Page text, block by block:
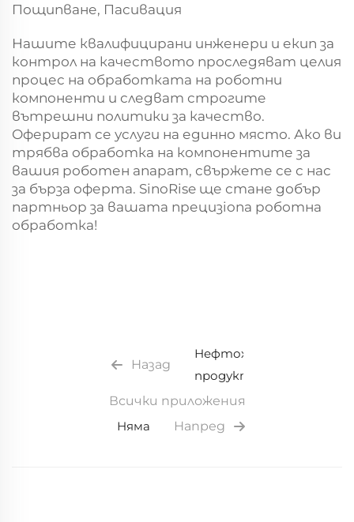
Пощипване, Пасивация
Нашите квалифицирани инженери и екип за
контрол на качеството проследяват целия
процес на обработката на роботни
компоненти и следват строгите
вътрешни политики за качество.
Оферират се услуги на единно място. Ако ви
трябва обработка на компонентите за
вашия роботен апарат, свържете се с нас
за бърза оферта. SinoRise ще стане добър
партньор за вашата прецизiona роботна
обработка!
Назад
Нефтохимични
продукти
Всички приложения
Напред
Няма